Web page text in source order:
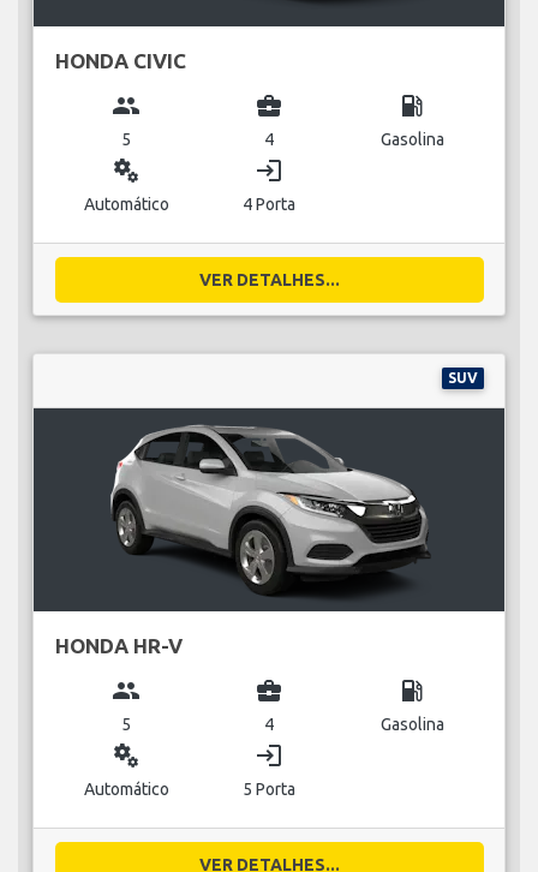
HONDA CIVIC
group
5
business_center
4
local_gas_station
Gasolina
miscellaneous_services
Automático
login
4 Porta
VER DETALHES...
SUV
HONDA HR-V
group
5
business_center
4
local_gas_station
Gasolina
miscellaneous_services
Automático
login
5 Porta
VER DETALHES...